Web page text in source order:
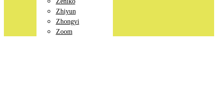
Zhiyun
Zhongyi
Zoom